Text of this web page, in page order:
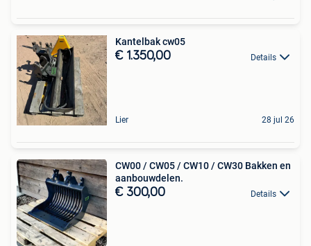
Kantelbak cw05
€ 1.350,00 Details
Lier 28 jul 26
CW00 / CW05 / CW10 / CW30 Bakken en
aanbouwdelen.
€ 300,00 Details